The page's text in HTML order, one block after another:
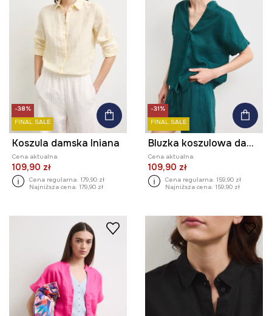
-38%
FINAL SALE
Koszula damska lniana
Cena aktualna:
109,90 zł
Cena regularna: 179,90 zł
Najniższa cena: 179,90 zł
-31%
FINAL SALE
Bluzka koszulowa damska lniana gładka
Cena aktualna:
109,90 zł
Cena regularna: 159,90 zł
Najniższa cena: 159,90 zł